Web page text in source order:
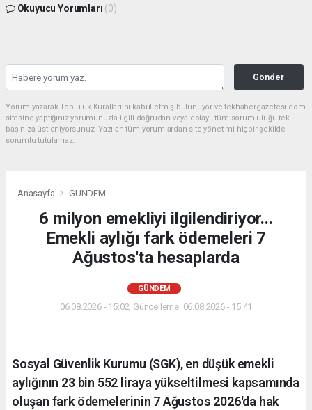
Okuyucu Yorumları (0)
Gönder
Yorum yazarak Topluluk Kuralları’nı kabul etmiş bulunuyor ve tekhabergazetesi.com
sitesine yaptığınız yorumunuzla ilgili doğrudan veya dolaylı tüm sorumluluğu tek
başınıza üstleniyorsunuz. Yazılan tüm yorumlardan site yönetimi hiçbir şekilde
sorumlu tutulamaz.
Anasayfa GÜNDEM
6 milyon emekliyi ilgilendiriyor...
Emekli aylığı fark ödemeleri 7
Ağustos'ta hesaplarda
GÜNDEM
06.08.2026 - 15:02, Güncelleme: 06.08.2026 - 15:41
Sosyal Güvenlik Kurumu (SGK), en düşük emekli
aylığının 23 bin 552 liraya yükseltilmesi kapsamında
oluşan fark ödemelerinin 7 Ağustos 2026'da hak